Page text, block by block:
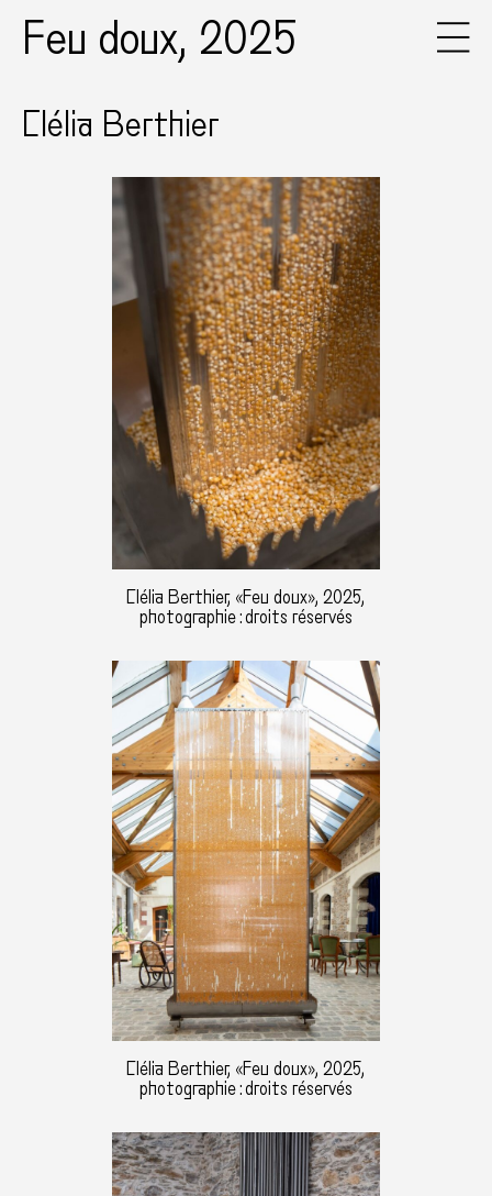
Feu doux, 2025
Clélia Berthier
Clélia Berthier, «Feu doux», 2025,
photographie : droits réservés
Clélia Berthier, «Feu doux», 2025,
photographie : droits réservés